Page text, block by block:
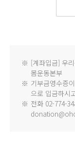
※ [계좌입금] 우
몸운동본부
※ 기부금영수증
으로 입금하시
※ 전화 02-774-